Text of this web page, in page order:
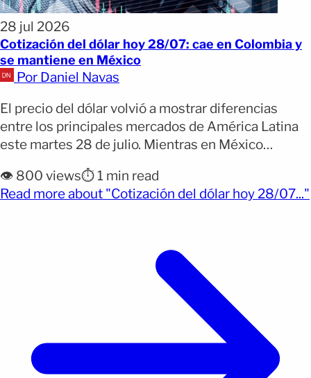
28 jul 2026
Cotización del dólar hoy 28/07: cae en Colombia y
se mantiene en México
Por Daniel Navas
El precio del dólar volvió a mostrar diferencias
entre los principales mercados de América Latina
este martes 28 de julio. Mientras en México
anterior, en Colombia la moneda estadounidense
cayó a un nuevo mínimo reciente y en República
👁️ 800 views⏱️ 1 min read
Read more about "Cotización del dólar hoy 28/07..."